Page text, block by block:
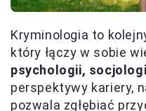
Kryminologia to
który łączy w sobie
psychologii,
perspektywy kariery,
pozwala zgłębiać